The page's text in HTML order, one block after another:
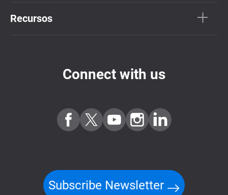
Recursos
Connect with us
Subscribe Newsletter